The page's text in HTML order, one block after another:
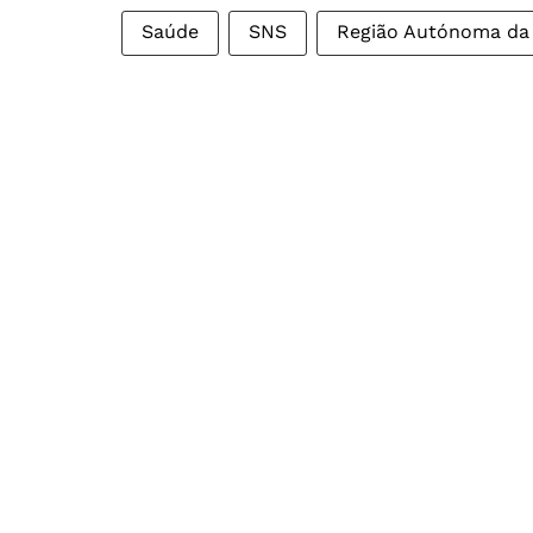
Saúde SNS Região Autónoma